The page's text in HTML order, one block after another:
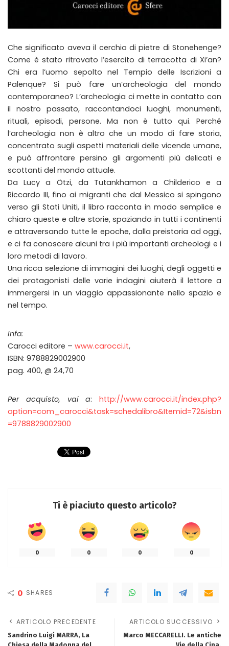
Che significato aveva il cerchio di pietre di Stonehenge?
Come è stato ritrovato l’esercito di terracotta di Xi’an?
Chi era l’uomo sepolto nel Tempio delle Iscrizioni a
Palenque? Si può fare un’archeologia del mondo
contemporaneo? L’archeologia ci mette in contatto con
il nostro passato, raccontandoci luoghi, monumenti,
rituali, episodi, persone. Ma non è tutto qui. Perché
l’archeologia non è altro che un modo di fare storia,
concentrato sugli aspetti materiali delle vicende umane,
e può affrontare persino gli argomenti più delicati e
scottanti del mondo attuale.
Da Lucy a Ötzi, da Tutankhamon a Childerico e a
Riccardo III, fino ai migranti che dal Messico si spingono
verso gli Stati Uniti, il libro racconta in modo semplice e
chiaro queste e altre storie, spaziando in tutti i continenti
e attraversando tutte le epoche, dalla preistoria ad oggi,
e ci fa conoscere alcuni tra i più importanti archeologi e i
loro metodi di lavoro.
Una ricca selezione di immagini dei luoghi, degli oggetti e
dei protagonisti delle varie indagini aiuterà il lettore a
immergersi in un viaggio appassionante nello spazio e
nel tempo.
Info:
Carocci editore – www.carocci.it,
ISBN: 9788829002900
pag. 400, @ 24,70
Per acquisto, vai a: http://www.carocci.it/index.php?
option=com_carocci&task=schedalibro&Itemid=72&isbn
=9788829002900
Ti è piaciuto questo articolo?
0 0 0 0
0 SHARES
ARTICOLO PRECEDENTE
Sandrino Luigi MARRA, La
ARTICOLO SUCCESSIVO
Marco MECCARELLI. Le antiche